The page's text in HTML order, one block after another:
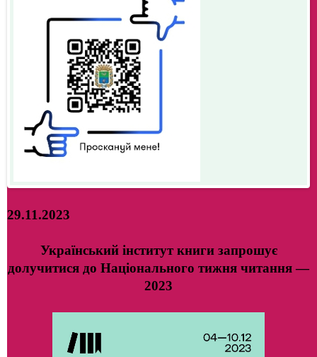
29.11.2023
Український інститут книги запрошує
долучитися до Національного тижня читання —
2023